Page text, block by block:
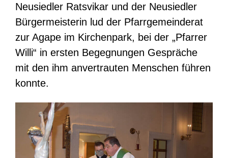
Neusiedler Ratsvikar und der Neusiedler
Bürgermeisterin lud der Pfarrgemeinderat
zur Agape im Kirchenpark, bei der „Pfarrer
Willi“ in ersten Begegnungen Gespräche
mit den ihm anvertrauten Menschen führen
konnte.